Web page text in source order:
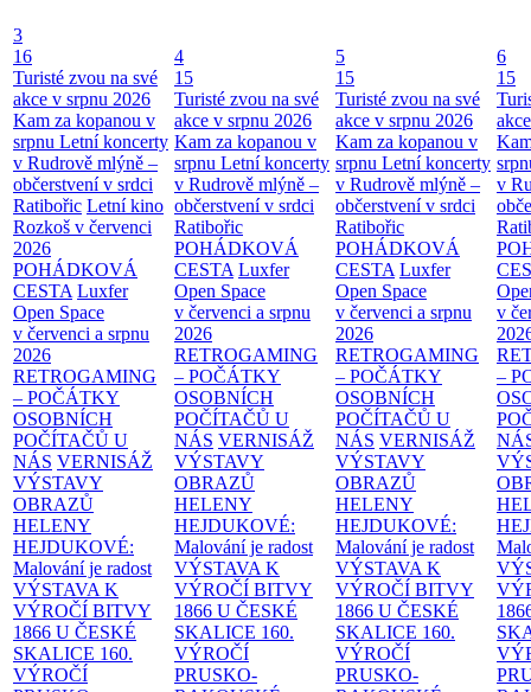
3
16
Turisté zvou na své
akce v srpnu 2026
Kam za kopanou v
srpnu Letní koncerty
v Rudrově mlýně –
občerstvení v srdci
Ratibořic Letní kino
Rozkoš v červenci
2026
POHÁDKOVÁ
CESTA Luxfer
Open Space
v červenci a srpnu
2026
RETROGAMING
– POČÁTKY
OSOBNÍCH
POČÍTAČŮ U
NÁS VERNISÁŽ
VÝSTAVY
OBRAZŮ
HELENY
HEJDUKOVÉ:
Malování je radost
VÝSTAVA K
VÝROČÍ BITVY
1866 U ČESKÉ
SKALICE 160.
VÝROČÍ
4
15
Turisté zvou na své
akce v srpnu 2026
Kam za kopanou v
srpnu Letní koncerty
v Rudrově mlýně –
občerstvení v srdci
Ratibořic
POHÁDKOVÁ
CESTA Luxfer
Open Space
v červenci a srpnu
2026
RETROGAMING
– POČÁTKY
OSOBNÍCH
POČÍTAČŮ U
NÁS VERNISÁŽ
VÝSTAVY
OBRAZŮ
HELENY
HEJDUKOVÉ:
Malování je radost
VÝSTAVA K
VÝROČÍ BITVY
1866 U ČESKÉ
SKALICE 160.
VÝROČÍ
PRUSKO-
5
15
Turisté zvou na své
akce v srpnu 2026
Kam za kopanou v
srpnu Letní koncerty
v Rudrově mlýně –
občerstvení v srdci
Ratibořic
POHÁDKOVÁ
CESTA Luxfer
Open Space
v červenci a srpnu
2026
RETROGAMING
– POČÁTKY
OSOBNÍCH
POČÍTAČŮ U
NÁS VERNISÁŽ
VÝSTAVY
OBRAZŮ
HELENY
HEJDUKOVÉ:
Malování je radost
VÝSTAVA K
VÝROČÍ BITVY
1866 U ČESKÉ
SKALICE 160.
VÝROČÍ
PRUSKO-
6
15
v
v
–